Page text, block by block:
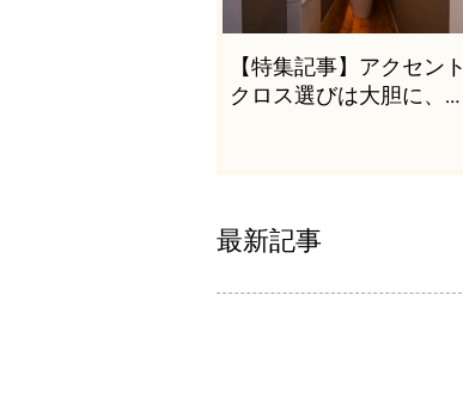
【特集記事】アクセント
クロス選びは大胆に、か
最新記事